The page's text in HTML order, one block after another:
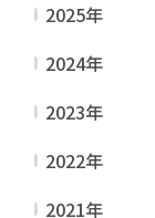
2025年
2024年
2023年
2022年
2021年